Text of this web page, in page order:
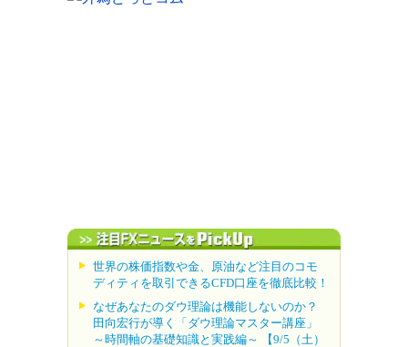
世界の株価指数や金、原油など注目のコモ
ディティを取引できるCFD口座を徹底比較！
なぜあなたのダウ理論は機能しないのか？
田向宏行が導く「ダウ理論マスター講座」
～時間軸の基礎知識と実践編～ 【9/5（土）